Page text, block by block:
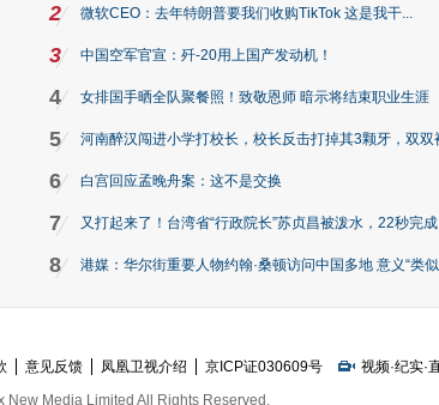
2 微软CEO：去年特朗普要我们收购TikTok 这是我干...
3 中国空军官宣：歼-20用上国产发动机！
4 女排国手晒全队聚餐照！致敬恩师 暗示将结束职业生涯
5 河南醉汉闯进小学打校长，校长反击打掉其3颗牙，双双
6 白宫回应孟晚舟案：这不是交换
7 又打起来了！台湾省“行政院长”苏贞昌被泼水，22秒完
8 港媒：华尔街重要人物约翰·桑顿访问中国多地 意义“类
意见反馈 凤凰卫视介绍 京ICP证030609号 视频·纪实·
Media Limited All Rights Reserved.